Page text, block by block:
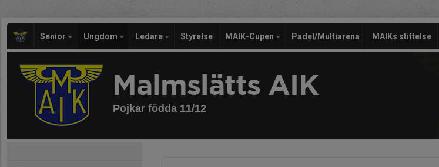
Senior Ungdom Ledare Styrelse MAIK-Cupen Padel/Multiarena MAIKs stiftelse
Malmslätts AIK
Pojkar födda 11/12